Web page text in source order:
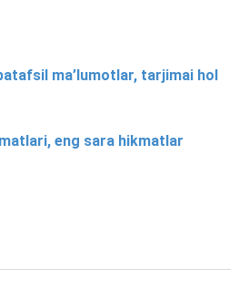
ma’lumotlar, tarjimai hol
eng sara hikmatlar